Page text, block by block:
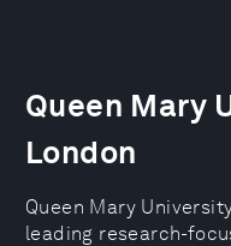
Queen Mary
London
Queen Mary
leading research-